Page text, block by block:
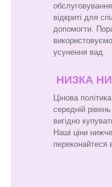
обслуговування
відкриті для
допомогти.
усунення вад.
НИЗКА
Цінова
середній
вигідно
Наші ціни
переконайтеся